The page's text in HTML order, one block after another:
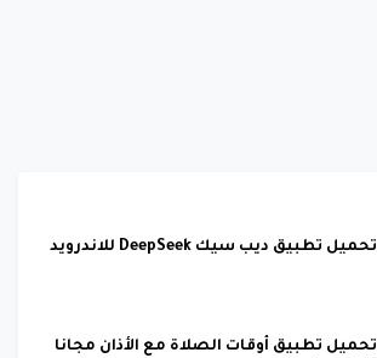
تحميل تطبيق ديب سيك DeepSeek للاندرويد
تحميل تطبيق أوقات الصلاة مع الأذان مجانا